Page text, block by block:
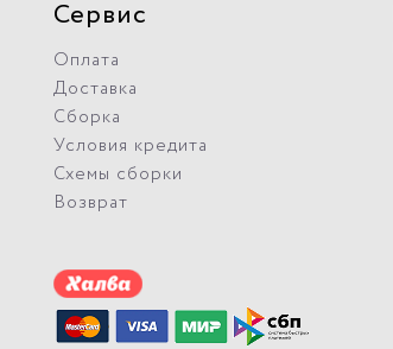
Сервис
Оплата
Доставка
Сборка
Условия кредита
Схемы сборки
Возврат